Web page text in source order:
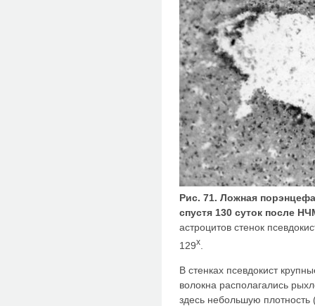
Рис. 71. Ложная
спустя 130 суток после
астроцитов стенок
129x
В стенках псевдокист
волокна располагались
здесь небольшую